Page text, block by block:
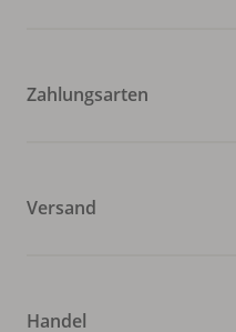
Zahlungsarten
Versand
Handel